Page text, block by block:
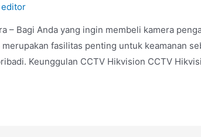
editor
– Bagi Anda yang ingin membeli kamera
fasilitas penting untuk keamanan
Keunggulan CCTV Hikvision CCTV